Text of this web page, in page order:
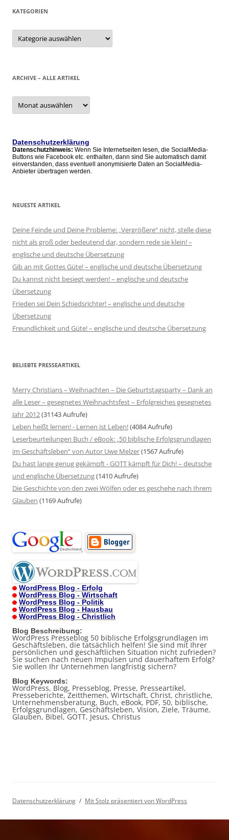
KATEGORIEN
Kategorien
ARCHIVE – ALLE ARTIKEL
Archive
alle
Datenschutzerklärung
Datenschutzhinweis: Wenn Sie Internetseiten lesen, die SocialMedia-
Buttons wie Facebook etc. enthalten, dann sind Sie automatisch damit
einverstanden, dass eventuell anonymisierte Daten an SocialMedia-
Anbieter übertragen werden.
NEUESTE ARTIKEL
Deine Feinde und Deine Probleme: „Vergrößere“ nicht, stelle diese
nicht als groß oder bedeutend dar, sondern rede sie klein! –
englische und deutsche Übersetzung
Gib an mit Gottes Güte! – englische und deutsche Übersetzung
Du kannst nicht besiegt werden! – englische und deutsche
Übersetzung
Frieden sei Dein Schiedsrichter! – englische und deutsche
Übersetzung
Freundlichkeit und Güte! – englische und deutsche Übersetzung
BELIEBTE PRESSEARTIKEL
Merry Christians – Weihnachten – Die Geburtstagsparty – Dank an
alle Leser – gesegnetes Weihnachtsfest – Erfolgreiches gesegnetes
Jahr 2012(31143 Aufrufe)
Leben heißt lernen! - Lernen ist Leben!(4084 Aufrufe)
Leserbeurteilungen Buch / eBook: „50 biblische Erfolgsgrundlagen
im Geschäftsleben“ von Autor Uwe Melzer(1567 Aufrufe)
Du hast lange genug gekämpft - GOTT kämpft für Dich! – deutsche
und englische Übersetzung(1410 Aufrufe)
Die Geschichte von den zwei Wölfen oder es geschehe nach Ihrem
Glauben (1169 Aufrufe)
.
WordPress Blog - Erfolg
WordPress Blog - Wirtschaft
WordPress Blog - Politik
WordPress Blog - Hausbau
WordPress Blog - Christlich
Blog Beschreibung:
WordPress Presseblog 50 biblische Erfolgsgrundlagen im
Geschäftsleben, die tatsächlich helfen! Sie sind mit Ihrer
persönlichen und geschäftlichen Situation nicht zufrieden?
Sie suchen nach neuen Impulsen und dauerhaftem Erfolg?
Sie wollen Ihr Unternehmen langfristig sichern?
Blog Keywords:
WordPress, Blog, Presseblog, Presse, Presseartikel,
Presseberichte, Zeitthemen, Wirtschaft, Christ, christliche,
Unternehmensberatung, Buch, eBook, PDF, 50, biblische,
Erfolgsgrundlagen, Geschäftsleben, Vision, Ziele, Träume,
Glauben, Bibel, GOTT, Jesus, Christus
Datenschutzerklärung Mit Stolz präsentiert von WordPress